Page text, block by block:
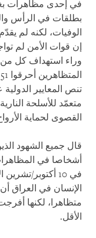
بطلقات في الرأس
إن قوات الأمن لم
وراء استهداف كل من
المتظاهرين أحرقوا 51 مبنى عاما وثمانية مقار لأحزاب سياسية
تنص المعايير الدولية
متعمّد للأسلحة
القصوى لحماية
قال جميع الشهود
أشخاصا في
في 10 أكتوبر/تشرين الأول،
الأقل.